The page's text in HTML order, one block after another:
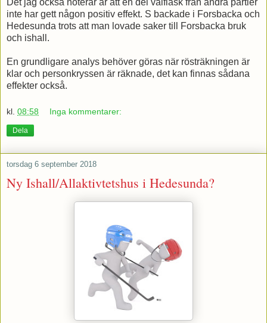
Det jag också noterar är att en del valfläsk från andra partier
inte har gett någon positiv effekt. S backade i Forsbacka och
Hedesunda trots att man lovade saker till Forsbacka bruk
och ishall.
En grundligare analys behöver göras när rösträkningen är
klar och personkryssen är räknade, det kan finnas sådana
effekter också.
kl. 08:58 Inga kommentarer:
Dela
torsdag 6 september 2018
Ny Ishall/Allaktivtetshus i Hedesunda?